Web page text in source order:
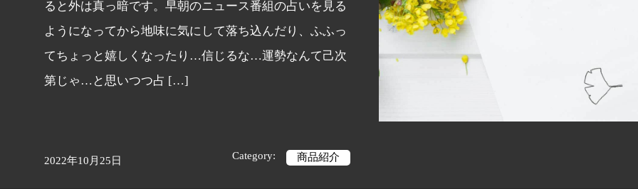
ると外は真っ暗です。早朝のニュース番組の占いを見る
ようになってから地味に気にして落ち込んだり、ふふっ
てちょっと嬉しくなったり…信じるな…運勢なんて己次
第じゃ…と思いつつ占 […]
2022年10月25日 Category: 商品紹介